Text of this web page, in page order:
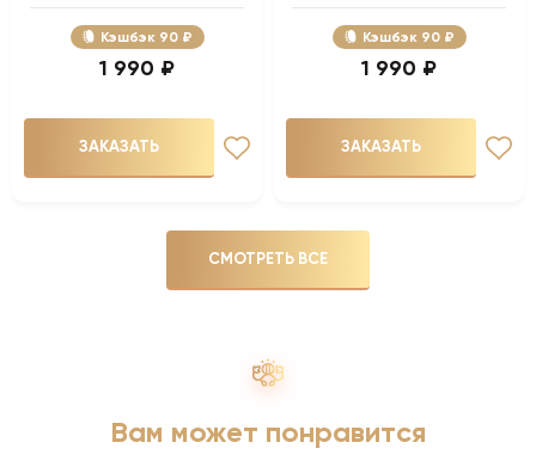
Кэшбэк 90 ₽
1 990 ₽
ЗАКАЗАТЬ
Кэшбэк 90 ₽
1 990 ₽
ЗАКАЗАТЬ
СМОТРЕТЬ ВСЕ
Вам может понравится